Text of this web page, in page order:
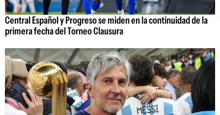
Central Español y Progreso se miden en la continuidad de la
primera fecha del Torneo Clausura